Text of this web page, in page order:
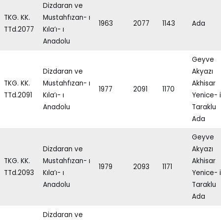
TKG. KK.
TTd.2077
Dizdaran ve
Mustahfızan- ı
Kıla’ı- ı
Anadolu
1963 2077 1143 Ada
TKG. KK.
TTd.2091
Dizdaran ve
Mustahfızan- ı
Kıla’ı- ı
Anadolu
1977 2091 1170
Geyve
Akyazı
Akhisar
Yenice- i
Taraklu
Ada
TKG. KK.
TTd.2093
Dizdaran ve
Mustahfızan- ı
Kıla’ı- ı
Anadolu
1979 2093 1171
Geyve
Akyazı
Akhisar
Yenice- i
Taraklu
Ada
Dizdaran ve